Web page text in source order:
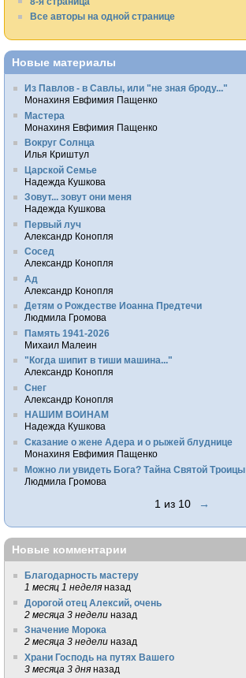
Все авторы на одной странице
Новые материалы
Из Павлов - в Савлы, или "не зная броду..."
Монахиня Евфимия Пащенко
Мастера
Монахиня Евфимия Пащенко
Вокруг Солнца
Илья Криштул
Царской Семье
Надежда Кушкова
Зовут... зовут они меня
Надежда Кушкова
Первый луч
Александр Конопля
Сосед
Александр Конопля
Ад
Александр Конопля
Детям о Рождестве Иоанна Предтечи
Людмила Громова
Память 1941-2026
Михаил Малеин
"Когда шипит в тиши машина..."
Александр Конопля
Снег
Александр Конопля
НАШИМ ВОИНАМ
Надежда Кушкова
Сказание о жене Адера и о рыжей блуднице
Монахиня Евфимия Пащенко
Можно ли увидеть Бога? Тайна Святой Троицы
Людмила Громова
1 из 10 →
Новые комментарии
Благодарность мастеру
1 месяц 1 неделя назад
Дорогой отец Алексий, очень
2 месяца 3 недели назад
Значение Морока
2 месяца 3 недели назад
Храни Господь на путях Вашего
3 месяца 3 дня назад